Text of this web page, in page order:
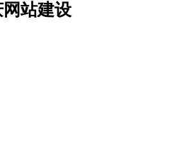
站建设